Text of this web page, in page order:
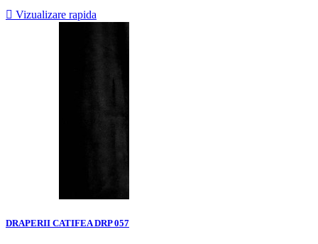
 Vizualizare rapida
DRAPERII CATIFEA DRP 057